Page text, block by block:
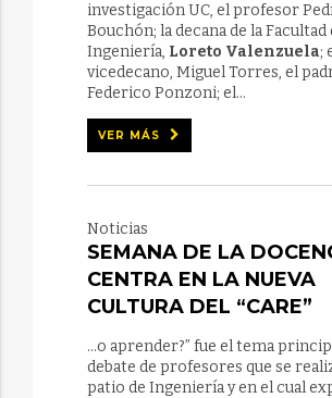
investigación UC, el profesor
Bouchón; la decana de la Facultad
Ingeniería, Loreto Valenzuela;
vicedecano, Miguel Torres, el
Federico Ponzoni; el...
VER MÁS
Noticias
SEMANA DE LA
CENTRA EN LA NUEVA
CULTURA DEL “CARE”
...o aprender?” fue el tema
debate de profesores que se
patio de Ingeniería y en el cual